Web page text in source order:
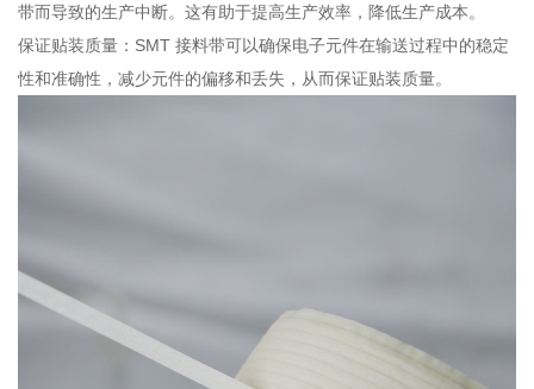
带而导致的生产中断。这有助于提高生产效率，降低生产成本。
保证贴装质量：SMT 接料带可以确保电子元件在输送过程中的稳定
性和准确性，减少元件的偏移和丢失，从而保证贴装质量。